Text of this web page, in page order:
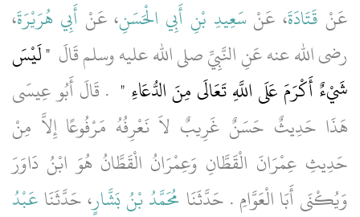
عَنْ قَتَادَةَ، عَنْسَعِيدِ بْنِ أَبِي الْحَسَنِ، عَنْ أَبِي هُرَيْرَةَ،
رضى الله عنه عَنِ النَّبِيِّ صلى الله عليه وسلم قَالَ ‏ "‏ لَيْسَ
شَيْءٌ أَكْرَمَ عَلَى اللَّهِ تَعَالَى مِنَ الدُّعَاءِ ‏" ‏ ‏.‏ قَالَ أَبُو عِيسَى
هَذَا حَدِيثٌ حَسَنٌ غَرِيبٌ لاَ نَعْرِفُهُ مَرْفُوعًا إِلاَّ مِنْ
حَدِيثِ عِمْرَانَ الْقَطَّانِ وَعِمْرَانُ الْقَطَّانُ هُوَ ابْنُ دَاوَرَ
وَيُكْنَى أَبَا الْعَوَّامِ ‏.‏ حَدَّثَنَا مُحَمَّدُ بْنُ بَشَّارٍ، حَدَّثَنَاعَبْدُ